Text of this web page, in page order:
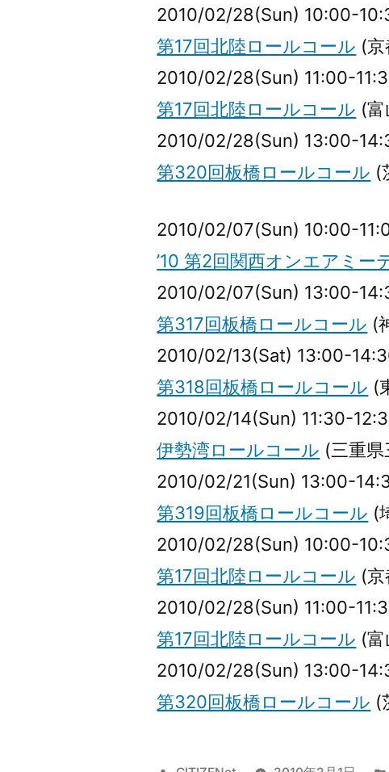
2010/02/28(Sun) 10:00-
第17回北陸ロールコール (
2010/02/28(Sun) 11:00-
第17回北陸ロールコール (
2010/02/28(Sun) 13:00-
第320回板橋ロールコール (
2010/02/07(Sun) 10:00-
’10 第2回関西オンエアミー
2010/02/07(Sun) 13:00-
第317回板橋ロールコール (
2010/02/13(Sat) 13:00-
第318回板橋ロールコール (
2010/02/14(Sun) 11:30-
伊勢湾ロールコール (三重
2010/02/21(Sun) 13:00-
第319回板橋ロールコール (
2010/02/28(Sun) 10:00-
第17回北陸ロールコール (
2010/02/28(Sun) 11:00-
第17回北陸ロールコール (
2010/02/28(Sun) 13:00-
第320回板橋ロールコール (